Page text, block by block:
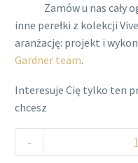
Zamów u nas cały
inne perełki z kolekcji
aranżację: projekt i
Gardner team.
Interesuje Cię tylko ten
chcesz
-
Reflektor